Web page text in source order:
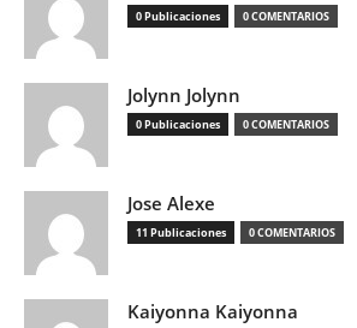
0 Publicaciones 0 COMENTARIOS
Jolynn Jolynn
0 Publicaciones 0 COMENTARIOS
Jose Alexe
11 Publicaciones 0 COMENTARIOS
Kaiyonna Kaiyonna